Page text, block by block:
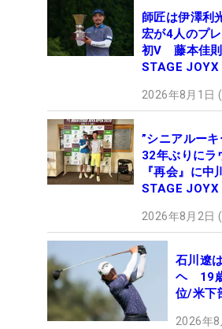
師匠は伊澤
宏が4人のプ
初V 藤本佳則
STAGE JOYX
2026年8月1日
”シニアルー
32年ぶりにラ
『再会』に
STAGE JOYX
2026年8月2日
石川遼
ヘ 19
位/米下
2026年8